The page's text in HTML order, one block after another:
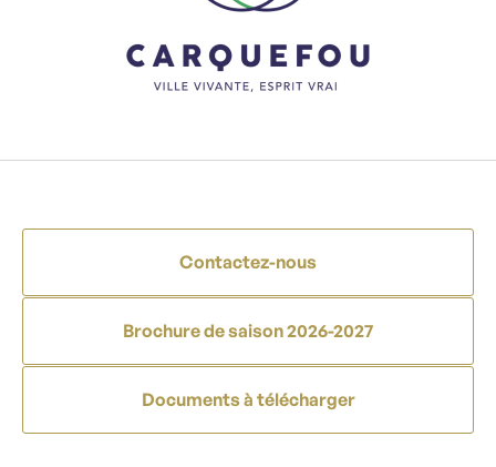
Contactez-nous
Brochure de saison 2026-2027
Documents à télécharger